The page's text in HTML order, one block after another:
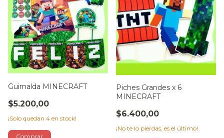
Guirnalda MINECRAFT
$5.200,00
¡Solo quedan 4 en stock!
Piches Grandes x 6
MINECRAFT
$6.400,00
¡No te lo pierdas, es el último!